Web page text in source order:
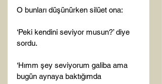
O bunları düşünürken silüet ona:
‘Peki kendini seviyor musun?’ diye
sordu.
‘Hımm şey seviyorum galiba ama
bugün aynaya baktığımda